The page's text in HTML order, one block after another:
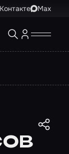
Max